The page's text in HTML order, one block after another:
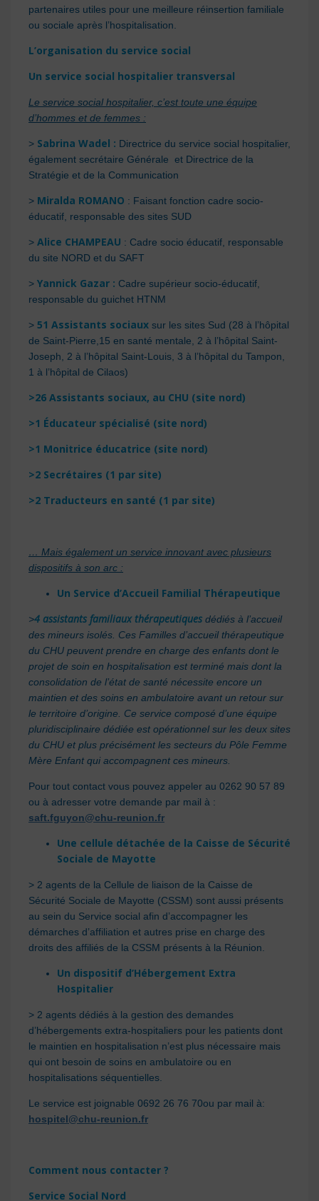
partenaires utiles pour une meilleure réinsertion familiale
ou sociale après l’hospitalisation.
L’organisation du service social
Un service social hospitalier transversal
Le service social hospitalier, c’est toute une équipe
d’hommes et de femmes :
> Sabrina Wadel : Directrice du service social hospitalier,
également secrétaire Générale et Directrice de la
Stratégie et de la Communication
> Miralda ROMANO : Faisant fonction cadre socio-
éducatif, responsable des sites SUD
> Alice CHAMPEAU : Cadre socio éducatif, responsable
du site NORD et du SAFT
> Yannick Gazar : Cadre supérieur socio-éducatif,
responsable du guichet HTNM
> 51 Assistants sociaux sur les sites Sud (28 à l’hôpital
de Saint-Pierre,15 en santé mentale, 2 à l’hôpital Saint-
Joseph, 2 à l’hôpital Saint-Louis, 3 à l’hôpital du Tampon,
1 à l’hôpital de Cilaos)
>26 Assistants sociaux, au CHU (site nord)
>1 Éducateur spécialisé (site nord)
>1 Monitrice éducatrice (site nord)
>2 Secrétaires (1 par site)
>2 Traducteurs en santé (1 par site)
… Mais également un service innovant avec plusieurs
dispositifs à son arc :
Un Service d’Accueil Familial Thérapeutique
>4 assistants familiaux thérapeutiques dédiés à l’accueil
des mineurs isolés. Ces Familles d’accueil thérapeutique
du CHU peuvent prendre en charge des enfants dont le
projet de soin en hospitalisation est terminé mais dont la
consolidation de l’état de santé nécessite encore un
maintien et des soins en ambulatoire avant un retour sur
le territoire d’origine. Ce service composé d’une équipe
pluridisciplinaire dédiée est opérationnel sur les deux sites
du CHU et plus précisément les secteurs du Pôle Femme
Mère Enfant qui accompagnent ces mineurs.
Pour tout contact vous pouvez appeler au 0262 90 57 89
ou à adresser votre demande par mail à :
saft.fguyon@chu-reunion.fr
Une cellule détachée de la Caisse de Sécurité
Sociale de Mayotte
> 2 agents de la Cellule de liaison de la Caisse de
Sécurité Sociale de Mayotte (CSSM) sont aussi présents
au sein du Service social afin d’accompagner les
démarches d’affiliation et autres prise en charge des
droits des affiliés de la CSSM présents à la Réunion.
Un dispositif d’Hébergement Extra
Hospitalier
> 2 agents dédiés à la gestion des demandes
d’hébergements extra-hospitaliers pour les patients dont
le maintien en hospitalisation n’est plus nécessaire mais
qui ont besoin de soins en ambulatoire ou en
hospitalisations séquentielles.
Le service est joignable 0692 26 76 70ou par mail à:
hospitel@chu-reunion.fr
Comment nous contacter ?
Service Social Nord